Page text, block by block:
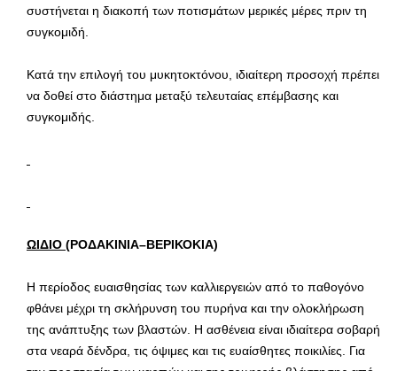
συστήνεται η διακοπή των ποτισμάτων μερικές μέρες πριν τη
συγκομιδή.
Κατά την επιλογή του μυκητοκτόνου, ιδιαίτερη προσοχή πρέπει
να δοθεί στο διάστημα μεταξύ τελευταίας επέμβασης και
συγκομιδής.
ΩΙΔΙΟ (ΡΟΔΑΚΙΝΙΑ–ΒΕΡΙΚΟΚΙΑ)
Η περίοδος ευαισθησίας των καλλιεργειών από το παθογόνο
φθάνει μέχρι τη σκλήρυνση του πυρήνα και την ολοκλήρωση
της ανάπτυξης των βλαστών. Η ασθένεια είναι ιδιαίτερα σοβαρή
στα νεαρά δένδρα, τις όψιμες και τις ευαίσθητες ποικιλίες. Για